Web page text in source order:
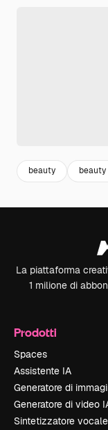
beauty
La piattaforma
1 milione di
Prodotti
Spaces
Assistente IA
Generatore di
Generatore di video
Sintetizzatore